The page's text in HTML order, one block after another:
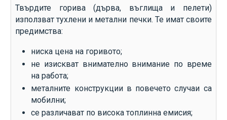
Твърдите горива (дърва, въглища и пелети)
използват тухлени и метални печки. Те имат своите
предимства:
ниска цена на горивото;
не изискват внимателно внимание по време
на работа;
металните конструкции в повечето случаи са
мобилни;
се различават по висока топлинна емисия;